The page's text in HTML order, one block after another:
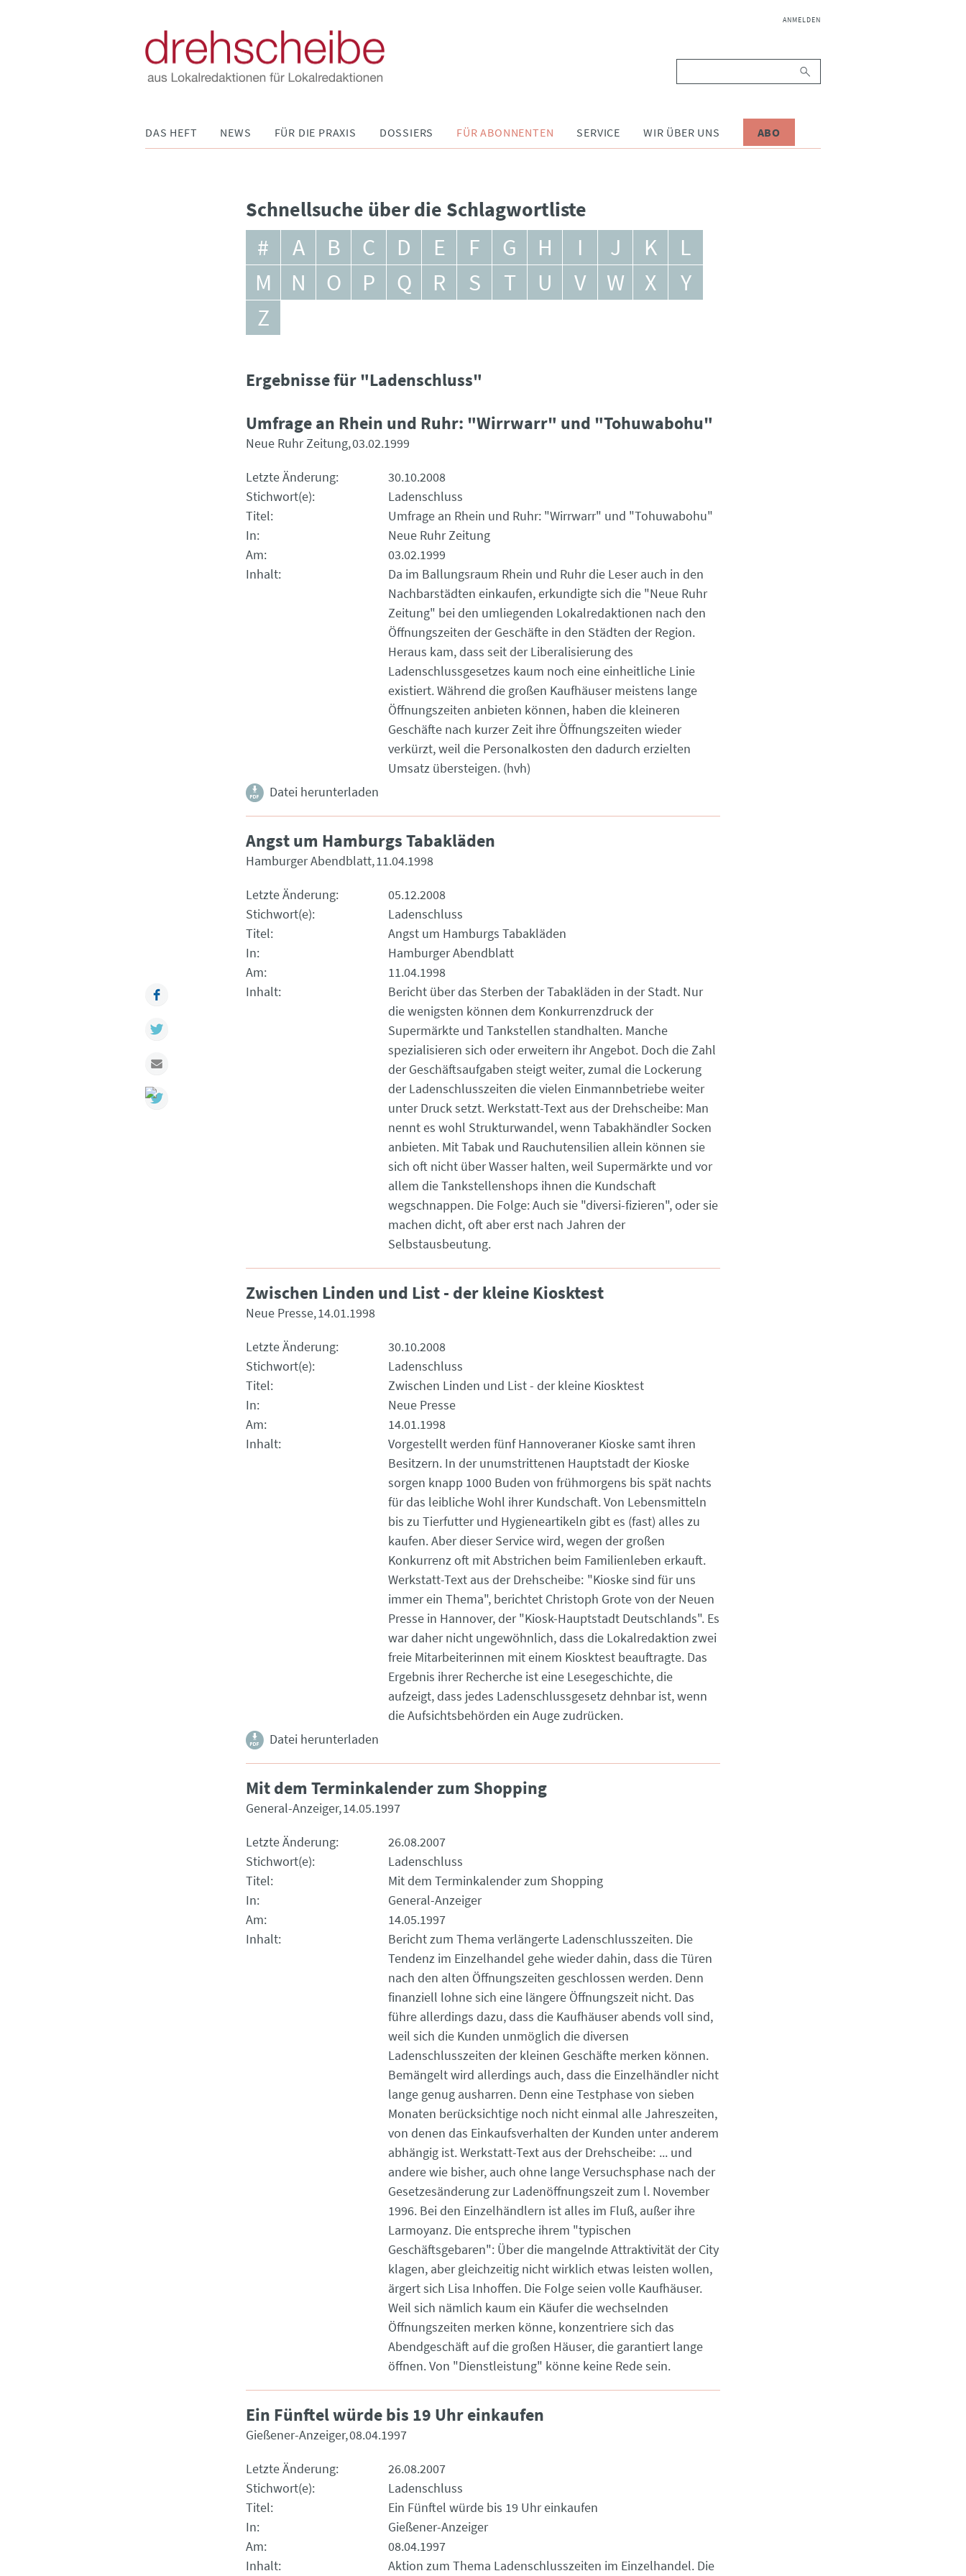
NAVIGATION
ANMELDEN
DAS HEFT NEWS FÜR DIE PRAXIS DOSSIERS FÜR ABONNENTEN SERVICE WIR ÜBER UNS ABO
Schnellsuche über die Schlagwortliste
# A B C D E F G H I J K
L
M
N O P Q R S T U V W X
Y
Z
Ergebnisse für "Ladenschluss"
Umfrage an Rhein und Ruhr: "Wirrwarr" und "Tohuwabohu"
Neue Ruhr Zeitung 03.02.1999
Letzte Änderung
30.10.2008
Stichwort(e)
Ladenschluss
Titel
Umfrage an Rhein und Ruhr: "Wirrwarr" und "Tohuwabohu"
In
Neue Ruhr Zeitung
Am
03.02.1999
Inhalt
Da im Ballungsraum Rhein und Ruhr die Leser auch in den
Nachbarstädten einkaufen, erkundigte sich die "Neue Ruhr
Zeitung" bei den umliegenden Lokalredaktionen nach den
Öffnungszeiten der Geschäfte in den Städten der Region.
Heraus kam, dass seit der Liberalisierung des
Ladenschlussgesetzes kaum noch eine einheitliche Linie
existiert. Während die großen Kaufhäuser meistens lange
Öffnungszeiten anbieten können, haben die kleineren
Geschäfte nach kurzer Zeit ihre Öffnungszeiten wieder
verkürzt, weil die Personalkosten den dadurch erzielten
Umsatz übersteigen. (hvh)
Datei herunterladen
Angst um Hamburgs Tabakläden
Hamburger Abendblatt 11.04.1998
Letzte Änderung
05.12.2008
Stichwort(e)
Ladenschluss
Titel
Angst um Hamburgs Tabakläden
In
Hamburger Abendblatt
Am
11.04.1998
Inhalt
Bericht über das Sterben der Tabakläden in der Stadt. Nur
die wenigsten können dem Konkurrenzdruck der
Supermärkte und Tankstellen standhalten. Manche
spezialisieren sich oder erweitern ihr Angebot. Doch die Zahl
der Geschäftsaufgaben steigt weiter, zumal die Lockerung
der Ladenschlusszeiten die vielen Einmannbetriebe weiter
unter Druck setzt. Werkstatt-Text aus der Drehscheibe: Man
nennt es wohl Strukturwandel, wenn Tabakhändler Socken
anbieten. Mit Tabak und Rauchutensilien allein können sie
sich oft nicht über Wasser halten, weil Supermärkte und vor
allem die Tankstellenshops ihnen die Kundschaft
wegschnappen. Die Folge: Auch sie "diversi-fizieren", oder sie
machen dicht, oft aber erst nach Jahren der
Selbstausbeutung.
Zwischen Linden und List - der kleine Kiosktest
Neue Presse 14.01.1998
Letzte Änderung
30.10.2008
Stichwort(e)
Ladenschluss
Titel
Zwischen Linden und List - der kleine Kiosktest
In
Neue Presse
Am
14.01.1998
Inhalt
Vorgestellt werden fünf Hannoveraner Kioske samt ihren
Besitzern. In der unumstrittenen Hauptstadt der Kioske
sorgen knapp 1000 Buden von frühmorgens bis spät nachts
für das leibliche Wohl ihrer Kundschaft. Von Lebensmitteln
bis zu Tierfutter und Hygieneartikeln gibt es (fast) alles zu
kaufen. Aber dieser Service wird, wegen der großen
Konkurrenz oft mit Abstrichen beim Familienleben erkauft.
Werkstatt-Text aus der Drehscheibe: "Kioske sind für uns
immer ein Thema", berichtet Christoph Grote von der Neuen
Presse in Hannover, der "Kiosk-Hauptstadt Deutschlands". Es
war daher nicht ungewöhnlich, dass die Lokalredaktion zwei
freie Mitarbeiterinnen mit einem Kiosktest beauftragte. Das
Ergebnis ihrer Recherche ist eine Lesegeschichte, die
aufzeigt, dass jedes Ladenschlussgesetz dehnbar ist, wenn
die Aufsichtsbehörden ein Auge zudrücken.
Datei herunterladen
Mit dem Terminkalender zum Shopping
General-Anzeiger 14.05.1997
Letzte Änderung
26.08.2007
Stichwort(e)
Ladenschluss
Titel
Mit dem Terminkalender zum Shopping
In
General-Anzeiger
Am
14.05.1997
Inhalt
Bericht zum Thema verlängerte Ladenschlusszeiten. Die
Tendenz im Einzelhandel gehe wieder dahin, dass die Türen
nach den alten Öffnungszeiten geschlossen werden. Denn
finanziell lohne sich eine längere Öffnungszeit nicht. Das
führe allerdings dazu, dass die Kaufhäuser abends voll sind,
weil sich die Kunden unmöglich die diversen
Ladenschlusszeiten der kleinen Geschäfte merken können.
Bemängelt wird allerdings auch, dass die Einzelhändler nicht
lange genug ausharren. Denn eine Testphase von sieben
Monaten berücksichtige noch nicht einmal alle Jahreszeiten,
von denen das Einkaufsverhalten der Kunden unter anderem
abhängig ist. Werkstatt-Text aus der Drehscheibe: ... und
andere wie bisher, auch ohne lange Versuchsphase nach der
Gesetzesänderung zur Ladenöffnungszeit zum l. November
1996. Bei den Einzelhändlern ist alles im Fluß, außer ihre
Larmoyanz. Die entspreche ihrem "typischen
Geschäftsgebaren": Über die mangelnde Attraktivität der City
klagen, aber gleichzeitig nicht wirklich etwas leisten wollen,
ärgert sich Lisa Inhoffen. Die Folge seien volle Kaufhäuser.
Weil sich nämlich kaum ein Käufer die wechselnden
Öffnungszeiten merken könne, konzentriere sich das
Abendgeschäft auf die großen Häuser, die garantiert lange
öffnen. Von "Dienstleistung" könne keine Rede sein.
Ein Fünftel würde bis 19 Uhr einkaufen
Gießener-Anzeiger 08.04.1997
Letzte Änderung
26.08.2007
Stichwort(e)
Ladenschluss
Titel
Ein Fünftel würde bis 19 Uhr einkaufen
In
Gießener-Anzeiger
Am
08.04.1997
Inhalt
Aktion zum Thema Ladenschlusszeiten im Einzelhandel. Die